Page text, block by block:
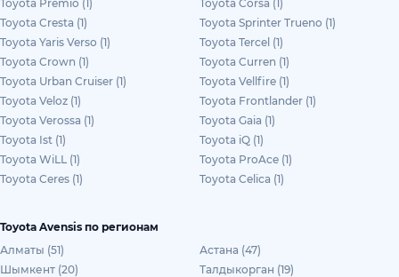
Toyota Premio (1)
Toyota Corsa (1)
Toyota Cresta (1)
Toyota Sprinter Trueno (1)
Toyota Yaris Verso (1)
Toyota Tercel (1)
Toyota Crown (1)
Toyota Curren (1)
Toyota Urban Cruiser (1)
Toyota Vellfire (1)
Toyota Veloz (1)
Toyota Frontlander (1)
Toyota Verossa (1)
Toyota Gaia (1)
Toyota Ist (1)
Toyota iQ (1)
Toyota WiLL (1)
Toyota ProAce (1)
Toyota Ceres (1)
Toyota Celica (1)
Toyota Avensis по регионам
Алматы (51)
Астана (47)
Шымкент (20)
Талдыкорган (19)